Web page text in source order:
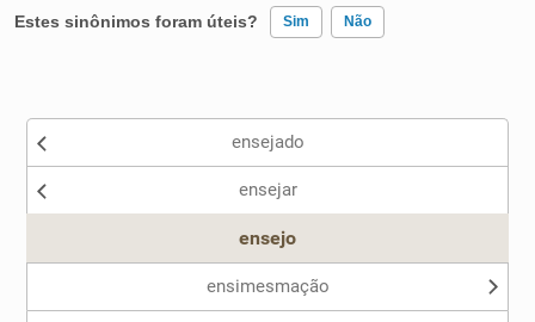
Estes sinônimos foram úteis? Sim Não
Nenhum dos sinônimos apresentados me ajudou
ensejado
ensejar
ensejo
ensimesmação